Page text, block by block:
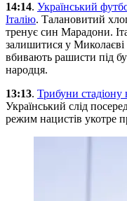
14:14. Український
Італію. Талановитий
тренує син Марадони.
залишитися у
вбивають рашисти під
народця.
13:13. Трибуни
Український слід
режим нацистів укотре